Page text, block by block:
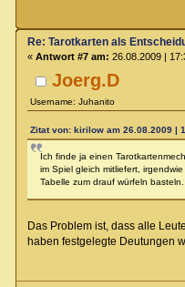
Joerg.D
Username: Juhanito
Re: Tarotkarten als
« Antwort #7 am: 26.08.2009 |
Zitat von: kirilow am 26.08.2009 |
Ich finde ja einen
im Spiel gleich mitliefert,
Tabelle zum drauf würfeln basteln.
Das Problem ist, dass alle
haben festgelegte Deutungen